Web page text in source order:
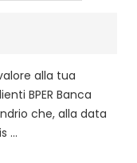
alla tua
BPER Banca
che, alla data
...